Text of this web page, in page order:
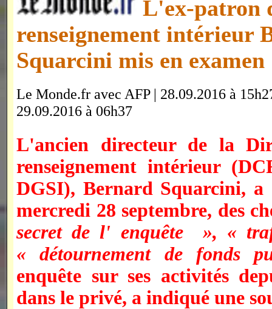
L'ex-patron
renseignement intérieur
Squarcini mis en examen
Le Monde.fr avec AFP | 28.09.2016 à
29.09.2016 à 06h37
L'ancien directeur de la
renseignement intérieur
DGSI), Bernard Squarcini, a
mercredi 28 septembre, des
secret de l' enquête », «
« détournement de fonds
enquête sur ses activités
dans le privé, a indiqué une